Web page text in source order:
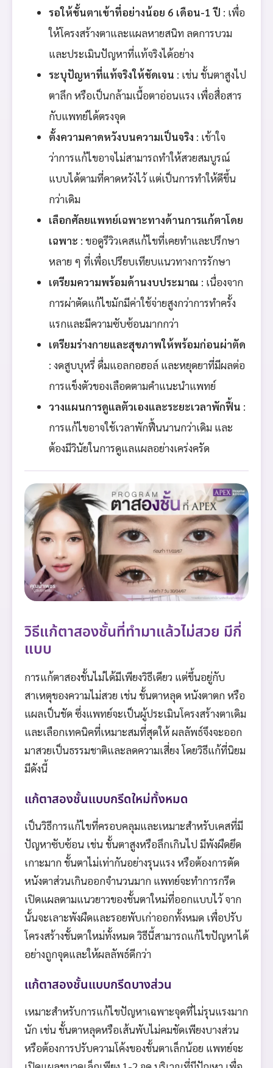
รอให้ชั้นตาเข้าที่อย่างน้อย 6 เดือน-1 ปี : เพื่อ
ให้โครงสร้างตาและแผลหายสนิท ลดการบวม
และประเมินปัญหาที่แท้จริงได้อย่าง
ระบุปัญหาที่แท้จริงให้ชัดเจน : เช่น ชั้นตาสูงไป
ตาลึก หรือเป็นกล้ามเนื้อตาอ่อนแรง เพื่อสื่อสาร
กับแพทย์ได้ตรงจุด
ตั้งความคาดหวังบนความเป็นจริง : เข้าใจ
ว่าการแก้ไขอาจไม่สามารถทำให้สวยสมบูรณ์
แบบได้ตามที่คาดหวังไว้ แต่เป็นการทำให้ดีขึ้น
กว่าเดิม
เลือกศัลยแพทย์เฉพาะทางด้านการแก้ตาโดย
เฉพาะ : ขอดูรีวิวเคสแก้ไขที่เคยทำและปรึกษา
หลาย ๆ ที่เพื่อเปรียบเทียบแนวทางการรักษา
เตรียมความพร้อมด้านงบประมาณ : เนื่องจาก
การผ่าตัดแก้ไขมักมีค่าใช้จ่ายสูงกว่าการทำครั้ง
แรกและมีความซับซ้อนมากกว่า
เตรียมร่างกายและสุขภาพให้พร้อมก่อนผ่าตัด
: งดสูบบุหรี่ ดื่มแอลกอฮอล์ และหยุดยาที่มีผลต่อ
การแข็งตัวของเลือดตามคำแนะนำแพทย์
วางแผนการดูแลตัวเองและระยะเวลาพักฟื้น :
การแก้ไขอาจใช้เวลาพักฟื้นนานกว่าเดิม และ
ต้องมีวินัยในการดูแลแผลอย่างเคร่งครัด
วิธีแก้ตาสองชั้นที่ทำมาแล้วไม่สวย มีกี่
แบบ
การแก้ตาสองชั้นไม่ได้มีเพียงวิธีเดียว แต่ขึ้นอยู่กับ
สาเหตุของความไม่สวย เช่น ชั้นตาหลุด หนังตาตก หรือ
แผลเป็นชัด ซึ่งแพทย์จะเป็นผู้ประเมินโครงสร้างตาเดิม
และเลือกเทคนิคที่เหมาะสมที่สุดให้ ผลลัพธ์จึงจะออก
มาสวยเป็นธรรมชาติและลดความเสี่ยง โดยวิธีแก้ที่นิยม
มีดังนี้
แก้ตาสองชั้นแบบกรีดใหม่ทั้งหมด
เป็นวิธีการแก้ไขที่ครอบคลุมและเหมาะสำหรับเคสที่มี
ปัญหาซับซ้อน เช่น ชั้นตาสูงหรือลึกเกินไป มีพังผืดยึด
เกาะมาก ชั้นตาไม่เท่ากันอย่างรุนแรง หรือต้องการตัด
หนังตาส่วนเกินออกจำนวนมาก แพทย์จะทำการกรีด
เปิดแผลตามแนวยาวของชั้นตาใหม่ที่ออกแบบไว้ จาก
นั้นจะเลาะพังผืดและรอยพับเก่าออกทั้งหมด เพื่อปรับ
โครงสร้างชั้นตาใหม่ทั้งหมด วิธีนี้สามารถแก้ไขปัญหาได้
อย่างถูกจุดและให้ผลลัพธ์ดีกว่า
แก้ตาสองชั้นแบบกรีดบางส่วน
เหมาะสำหรับการแก้ไขปัญหาเฉพาะจุดที่ไม่รุนแรงมาก
นัก เช่น ชั้นตาหลุดหรือเส้นพับไม่คมชัดเพียงบางส่วน
หรือต้องการปรับความโค้งของชั้นตาเล็กน้อย แพทย์จะ